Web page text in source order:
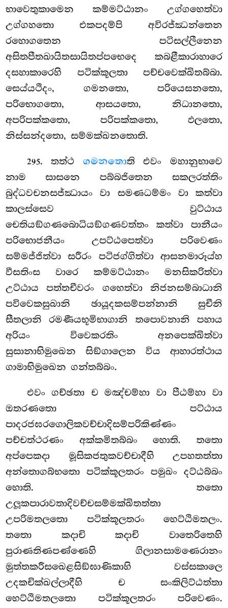
භාවෙතුකාමෙන කම්මට්ඨානං උග්ගහෙත්වා
උග්ගහතො එකපදම්පි අවිරජ්ඣන්තෙන
රහොගතෙන පටිසල්ලීනෙන
අසිතපීතඛායිතසායිතප්පභෙදෙ කබළීකාරාහාරෙ
දසහාකාරෙහි පටික්කූලතා පච්චවෙක්ඛිතබ්බා.
සෙය්යථිදං, ගමනතො, පරියෙසනතො,
පරිභොගතො, ආසයතො, නිධානතො,
අපරිපක්කතො, පරිපක්කතො, ඵලතො,
නිස්සන්දතො, සම්මක්ඛනතොති.
295. තත්ථ ගමනතොති එවං මහානුභාවෙ
නාම සාසනෙ පබ්බජිතෙන සකලරත්තිං
බුද්ධවචනසජ්ඣායං වා සමණධම්මං වා කත්වා
කාලස්සෙව වුට්ඨාය
චෙතියඞ්ගණබොධියඞ්ගණවත්තං කත්වා පානීයං
පරිභොජනීයං උපට්ඨපෙත්වා පරිවෙණං
සම්මජ්ජිත්වා සරීරං පටිජග්ගිත්වා ආසනමාරූය්හ
වීසතිංස වාරෙ කම්මට්ඨානං මනසිකරිත්වා
උට්ඨාය පත්තචීවරං ගහෙත්වා නිජනසම්බාධානි
පවිවෙකසුඛානි ඡායූදකසම්පන්නානි සුචීනි
සීතලානි රමණීයභූමිභාගානි තපොවනානි පහාය
අරියං විවෙකරතිං අනපෙක්ඛිත්වා
සුසානාභිමුඛෙන සිඞ්ගාලෙන විය ආහාරත්ථාය
ගාමාභිමුඛෙන ගන්තබ්බං.
එවං ගච්ඡතා ච මඤ්චම්හා වා පීඨම්හා වා
ඔතරණතො පට්ඨාය
පාදරජඝරගොලිකවච්චාදිසම්පරිකිණ්ණං
පච්චත්ථරණං අක්කමිතබ්බං හොති. තතො
අප්පෙකදා මූසිකජතුකවච්චාදීහි උපහතත්තා
අන්තොගබ්භතො පටික්කූලතරං පමුඛං දට්ඨබ්බං
හොති. තතො
උලූකපාරාවතාදිවච්චසම්මක්ඛිතත්තා
උපරිමතලතො පටික්කූලතරං හෙට්ඨිමතලං.
තතො කදාචි කදාචි වාතෙරිතෙහි
පුරාණතිණපණ්ණෙහි ගිලානසාමණෙරානං
මුත්තකරීසඛෙළසිඞ්ඝාණිකාහි වස්සකාලෙ
උදකචික්ඛල්ලාදීහි ච සංකිලිට්ඨත්තා
හෙට්ඨිමතලතො පටික්කූලතරං පරිවෙණං.